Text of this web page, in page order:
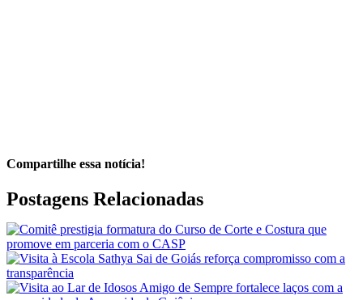
Compartilhe essa notícia!
Facebook
Twitter
LinkedIn
WhatsApp
Telegram
E-
mail
Postagens Relacionadas